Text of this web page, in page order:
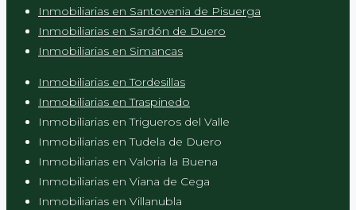
Inmobiliarias en Santovenia de Pisuerga
Inmobiliarias en Sardón de Duero
Inmobiliarias en Simancas
Inmobiliarias en Tordesillas
Inmobiliarias en Traspinedo
Inmobiliarias en Trigueros del Valle
Inmobiliarias en Tudela de Duero
Inmobiliarias en Valoria la Buena
Inmobiliarias en Viana de Cega
Inmobiliarias en Villanubla